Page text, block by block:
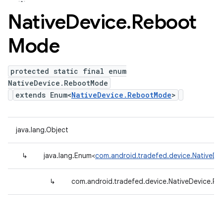
NativeDevice.Reboot
Mode
protected static final enum
NativeDevice.RebootMode
extends Enum<NativeDevice.RebootMode>
java.lang.Object
↳ java.lang.Enum<
↳